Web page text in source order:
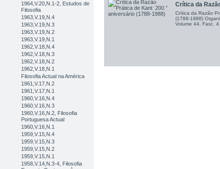
1964,V.20,N.1-2, Estudos de
Filosofia
1963,V.19,N.4
1963,V.19,N.3
1963,V.19,N.2
1963,V.19,N.1
1962,V.18,N.4
1962,V.18,N.3
1962,V.18,N.2
1962,V.18,N.1
Filosofia Actual na América
1961,V.17,N.2
1961,V.17,N.1
1960,V.16,N.4
1960,V.16,N.3
1960,V.16,N.2, Filosofia
Portuguesa Actual
1960,V.16,N.1
1959,V.15,N.4
1959,V.15,N.3
1959,V.15,N.2
1959,V.15,N.1
1958,V.14,N.3-4, Filosofia
Crítica da
Crítica da Razão
(1788-1988)
Volume 44, Fasc. 4